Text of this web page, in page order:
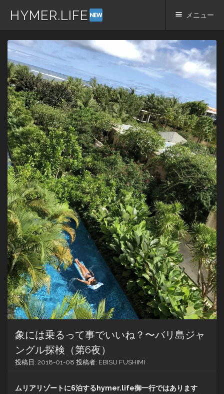
HYMER.LIFE メニュー
コ
ン
テ
ン
ツ
へ
ス
キ
ッ
プ
象には乗るって事でいいね？〜バリ島ジャ
ングル探検（第6夜）
投稿日: 2018-01-08 投稿者: EBISU FUSHIMI
ムリアリゾートに6泊するhymer.life御一行ではあります